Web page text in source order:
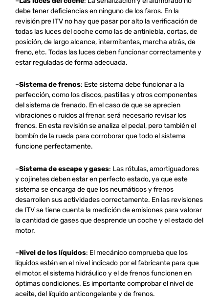
debe tener deficiencias en ninguno de los faros. En la
revisión pre ITV no hay que pasar por alto la verificación de
todas las luces del coche como las de antiniebla, cortas, de
posición, de largo alcance, intermitentes, marcha atrás, de
freno, etc. Todas las luces deben funcionar correctamente y
estar reguladas de forma adecuada.
–Sistema de frenos: Este sistema debe funcionar a la
perfección, como los discos, pastillas y otros componentes
del sistema de frenado. En el caso de que se aprecien
vibraciones o ruidos al frenar, será necesario revisar los
frenos. En esta revisión se analiza el pedal, pero también el
bombín de la rueda para corroborar que todo el sistema
funcione perfectamente.
–Sistema de escape y gases: Las rótulas, amortiguadores
y cojinetes deben estar en perfecto estado, ya que este
sistema se encarga de que los neumáticos y frenos
desarrollen sus actividades correctamente. En las revisiones
de ITV se tiene cuenta la medición de emisiones para valorar
la cantidad de gases que desprende un coche y el estado del
motor.
–Nivel de los líquidos: El mecánico comprueba que los
líquidos estén en el nivel indicado por el fabricante para que
el motor, el sistema hidráulico y el de frenos funcionen en
óptimas condiciones. Es importante comprobar el nivel de
aceite, del líquido anticongelante y de frenos.